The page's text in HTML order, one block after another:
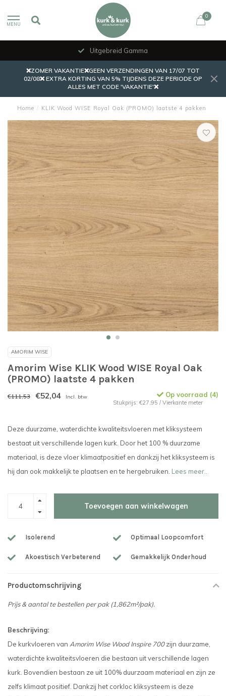
MENU
0
Uitgebreid Gamma
❌ZOMER VAKANTIE❌GEEN VERZENDINGEN VAN 17/07 TOT
02/08❌ EXTRA KORTING VAN 5% TIJDENS DEZE PERIODE OP
ALLES MET CODE 'VAKANTIE'❌
Home / KLIK Wood WISE Royal Oak (PROMO) laatste 4 pakken
AMORIM WISE
Amorim Wise KLIK Wood WISE Royal Oak
(PROMO) laatste 4 pakken
€111,53 €52,04 Incl. btw Op voorraad (4)
Stukprijs: €27,95 / Vierkante meter
Deze duurzame, waterdichte kwaliteitsvloeren met kliksysteem
bestaat uit verschillende lagen kurk. Door het 100 % duurzame
materiaal, is deze vloer klimaatpositief en dankzij het kliksysteem is
hij dan ook makkelijk te plaatsen en te hergebruiken. Lees meer..
Toevoegen aan winkelwagen
Isolerend Optimaal Loopcomfort
Akoestisch Verbeterend Gemakkelijk Onderhoud
Productomschrijving
Prijs & aantal te bestellen per pak (1,862m²/pak).
Beschrijving:
De kurkvloeren van Amorim Wise Wood Inspire 700zijn duurzame,
waterdichte kwaliteitsvloeren die bestaan uit verschillende lagen
kurk. Bovendien bestaan ze uit 100% duurzaam materiaal en zijn ze
zelfs klimaat positief. Dankzij het corkloc kliksysteem is deze